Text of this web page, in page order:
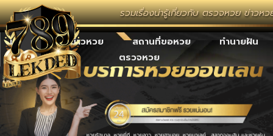
รวมเรื่องน่ารู้เกี่ยวกับ ตรวจหวย ข่าวหวย
เลขเด็ด ข่าวหวย สถานที่ขอหวย
ทำนายฝัน
ตรวจหวย